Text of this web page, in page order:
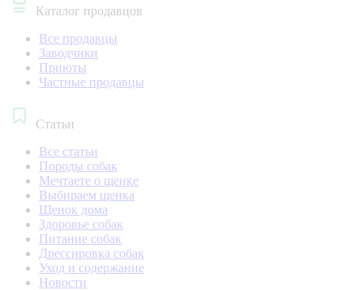
Каталог продавцов
Все продавцы
Заводчики
Приюты
Частные продавцы
Статьи
Все статьи
Породы собак
Мечтаете о щенке
Выбираем щенка
Щенок дома
Здоровье собак
Питание собак
Дрессировка собак
Уход и содержание
Новости